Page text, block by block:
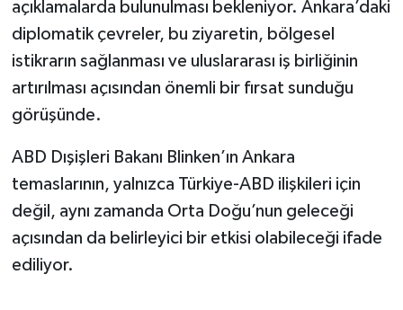
açıklamalarda bulunulması bekleniyor. Ankara’daki
diplomatik çevreler, bu ziyaretin, bölgesel
istikrarın sağlanması ve uluslararası iş birliğinin
artırılması açısından önemli bir fırsat sunduğu
görüşünde.
ABD Dışişleri Bakanı Blinken’ın Ankara
temaslarının, yalnızca Türkiye-ABD ilişkileri için
değil, aynı zamanda Orta Doğu’nun geleceği
açısından da belirleyici bir etkisi olabileceği ifade
ediliyor.